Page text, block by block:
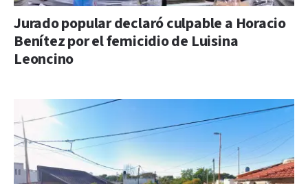
Jurado popular declaró culpable a Horacio
Benítez por el femicidio de Luisina
Leoncino